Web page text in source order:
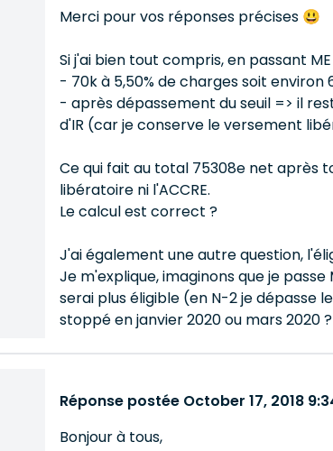
Merci pour vos réponses précises 😃
Si j'ai bien tout compris, en passant
- 70k à 5,50% de charges soit
- après dépassement du seuil => il
d'IR (car je conserve le versement
Ce qui fait au total 75308e net après
libératoire ni l'ACCRE.
Le calcul est correct ?
J'ai également une autre question,
Je m'explique, imaginons que je passe
serai plus éligible (en N-2 je
stoppé en janvier 2020 ou mars 2020 ?
Réponse postée October 17, 2018
Bonjour à tous,